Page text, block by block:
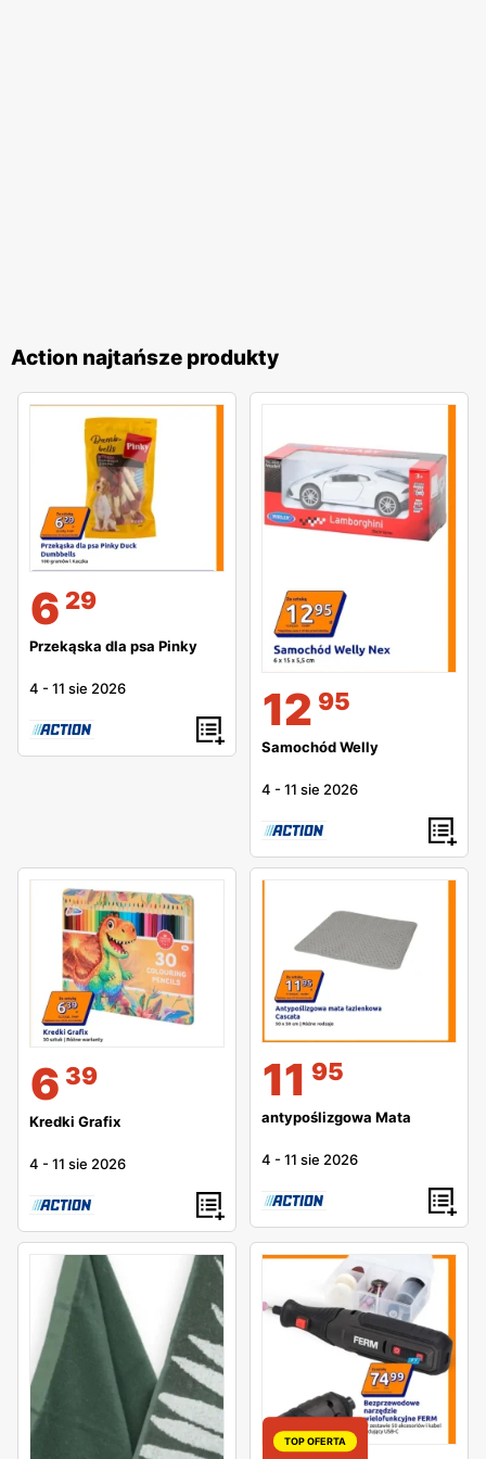
Action najtańsze produkty
6 29
Przekąska dla psa Pinky
4 -11 sie 2026 12 95
Samochód Welly
4 -11 sie 2026
6 39
Kredki Grafix
4 -11 sie 2026
11 95
antypoślizgowa Mata
4 -11 sie 2026
TOP OFERTA